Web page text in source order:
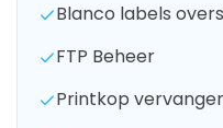
Blanco labels
FTP Beheer
Printkop